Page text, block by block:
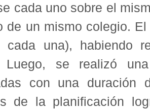
cada uno sobre el
de un mismo colegio.
cada una), habiendo
Luego, se realizó
con una duración
de la planificación